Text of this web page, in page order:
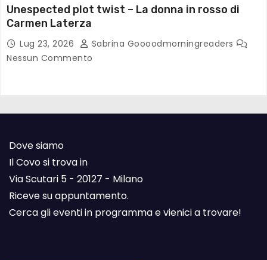
Unespected plot twist – La donna in rosso di
Carmen Laterza
Lug 23, 2026
Sabrina Goooodmorningreaders
Nessun Commento
Dove siamo
Il Covo si trova in
Via Scutari 5 - 20127 - Milano
Riceve su appuntamento.
Cerca gli eventi in programma e vienici a trovare!